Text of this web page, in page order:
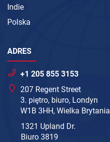
Indie
Polska
ADRES
+1 205 855 3153
207 Regent Street
3. piętro, biuro, Londyn
W1B 3HH, Wielka Brytania
1321 Upland Dr.
Biuro 3819